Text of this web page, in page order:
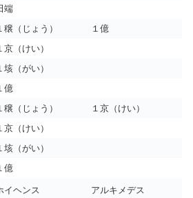
端
穣（じょう）
１億
京（けい）
垓（がい）
億
穣（じょう）
１京（けい）
京（けい）
垓（がい）
億
イヘンス アルキメデス